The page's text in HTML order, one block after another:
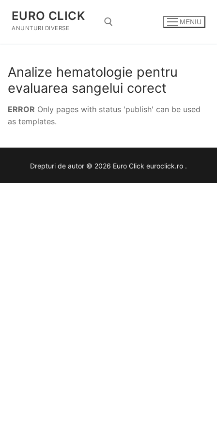
conținut
EURO CLICK
ANUNTURI DIVERSE
MENIU
Analize hematologie pentru
evaluarea sangelui corect
ERROR Only pages with status 'publish' can be used
as templates.
Drepturi de autor © 2026 Euro Click euroclick.ro .